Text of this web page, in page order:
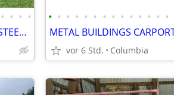
• • • •
METAL BUILDINGS CARPORT RV COVER STEEL GARAGE POLE BARN METAL BUILDING
• • • • • • • • • • • • • •
vor 6 Std. Columbia